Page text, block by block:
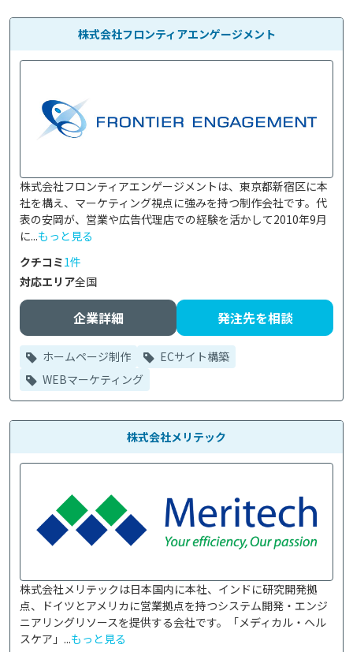
株式会社フロンティアエンゲージメント
株式会社フロンティアエンゲージメントは、東京都新宿区に本
社を構え、マーケティング視点に強みを持つ制作会社です。代
表の安岡が、営業や広告代理店での経験を活かして2010年9月
に...もっと見る
クチコミ1件
対応エリア全国
企業詳細 発注先を相談
ホームページ制作
ECサイト構築
WEBマーケティング
株式会社メリテック
株式会社メリテックは日本国内に本社、インドに研究開発拠
点、ドイツとアメリカに営業拠点を持つシステム開発・エンジ
ニアリングリソースを提供する会社です。「メディカル・ヘル
スケア」...もっと見る